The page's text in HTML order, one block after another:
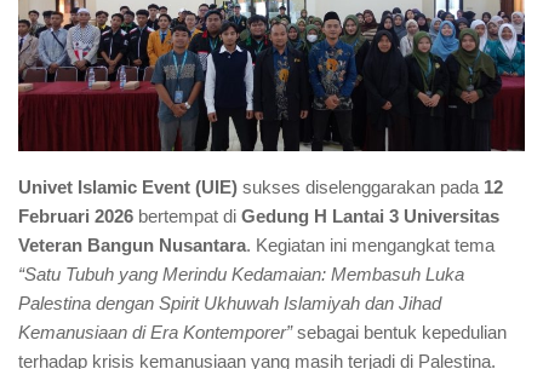
Univet Islamic Event (UIE) sukses diselenggarakan pada 12
Februari 2026 bertempat di Gedung H Lantai 3 Universitas
Veteran Bangun Nusantara. Kegiatan ini mengangkat tema
“Satu Tubuh yang Merindu Kedamaian: Membasuh Luka
Palestina dengan Spirit Ukhuwah Islamiyah dan Jihad
Kemanusiaan di Era Kontemporer”sebagai bentuk kepedulian
terhadap krisis kemanusiaan yang masih terjadi di Palestina.